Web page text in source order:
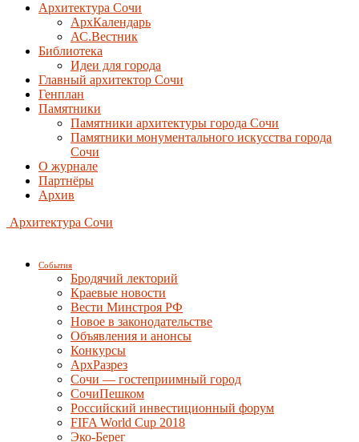
Архитектура Сочи
АрхКалендарь
АС.Вестник
Библиотека
Идеи для города
Главный архитектор Сочи
Генплан
Памятники
Памятники архитектуры города Сочи
Памятники монументального искусства города
Сочи
О журнале
Партнёры
Архив
Архитектура Сочи
События
Бродячий лекторий
Краевые новости
Вести Минстроя РФ
Новое в законодательстве
Объявления и анонсы
Конкурсы
АрхРазрез
Сочи — гостеприимный город
СочиПешком
Российский инвестиционный форум
FIFA World Cup 2018
Эко-Берег